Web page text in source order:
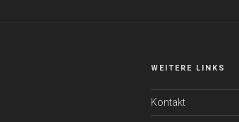
WEITERE LINKS
Kontakt